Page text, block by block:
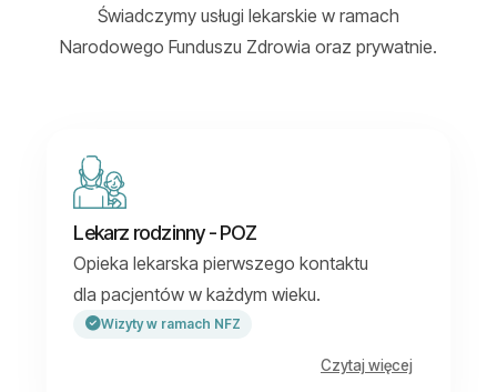
Świadczymy usługi lekarskie w ramach
Narodowego Funduszu Zdrowia oraz prywatnie.
Lekarz rodzinny - POZ
Opieka lekarska pierwszego kontaktu
dla pacjentów w każdym wieku.
Wizyty w ramach NFZ
Czytaj więcej